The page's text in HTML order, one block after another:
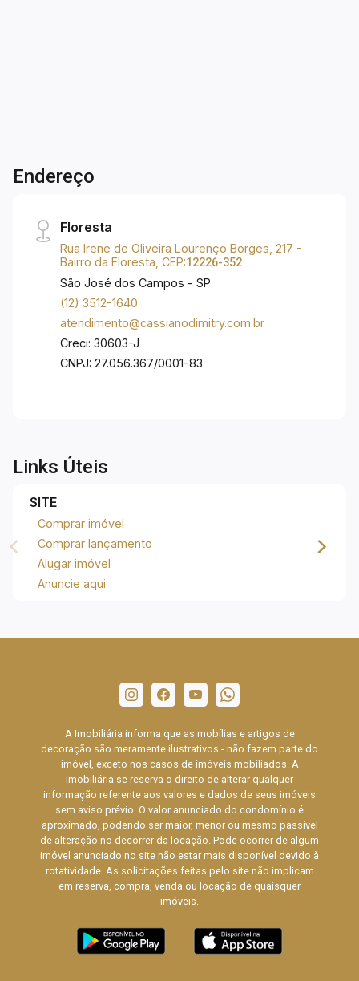
Endereço
Floresta
Rua Irene de Oliveira Lourenço Borges, 217 -
Bairro da Floresta, CEP:12226-352
São José dos Campos - SP
(12) 3512-1640
atendimento@cassianodimitry.com.br
Creci: 30603-J
CNPJ: 27.056.367/0001-83
Links Úteis
SITE
Comprar imóvel
Comprar lançamento
Alugar imóvel
Anuncie aqui
A Imobiliária informa que as mobílias e artigos de
decoração são meramente ilustrativos - não fazem parte do
imóvel, exceto nos casos de imóveis mobiliados. A
imobiliária se reserva o direito de alterar qualquer
informação referente aos valores e dados de seus imóveis
sem aviso prévio. O valor anunciado do condomínio é
aproximado, podendo ser maior, menor ou mesmo passível
de alteração no decorrer da locação. Pode ocorrer de algum
imóvel anunciado no site não estar mais disponível devido à
rotatividade. As solicitações feitas pelo site não implicam
em reserva, compra, venda ou locação de quaisquer
imóveis.